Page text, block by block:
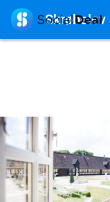
 Skrøbelev